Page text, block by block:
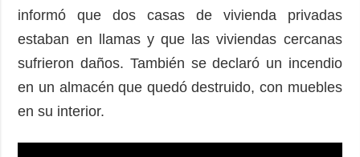
informó que dos casas de vivienda privadas
estaban en llamas y que las viviendas cercanas
sufrieron daños. También se declaró un incendio
en un almacén que quedó destruido, con muebles
en su interior.